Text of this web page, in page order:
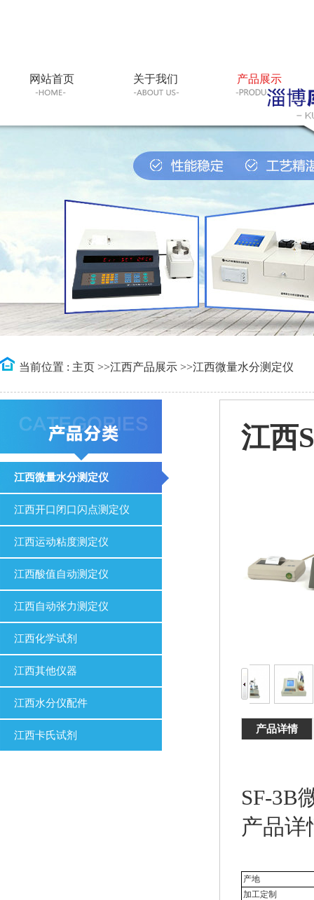
网站首页 关于我们 产品展示
当前位置 : 主页 >>江西产品展示 >>江西微量水分测定仪
江西微量水分测定仪
江西开口闭口闪点测定仪
江西运动粘度测定仪
江西酸值自动测定仪
江西自动张力测定仪
江西化学试剂
江西其他仪器
江西水分仪配件
江西卡氏试剂
江西
产品详情
SF-3B
产品详
产地
加工定制